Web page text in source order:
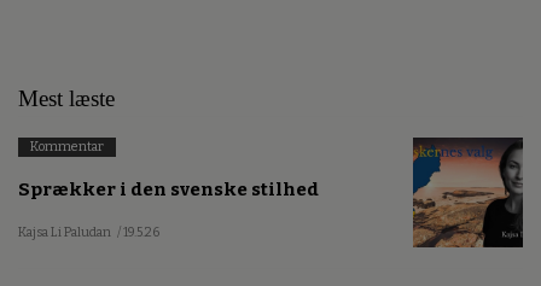
Mest læste
Kommentar
Sprækker i den svenske stilhed
Kajsa Li Paludan / 19.5.26